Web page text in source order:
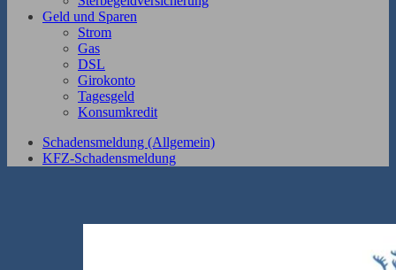
Geld und Sparen
Strom
Gas
DSL
Girokonto
Tagesgeld
Konsumkredit
Schadensmeldung (Allgemein)
KFZ-Schadensmeldung